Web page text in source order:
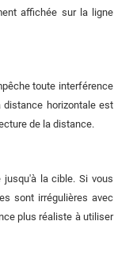
affichée sur la ligne
toute interférence
horizontale est
de la distance.
la cible. Si vous
sont irrégulières avec
plus réaliste à utiliser